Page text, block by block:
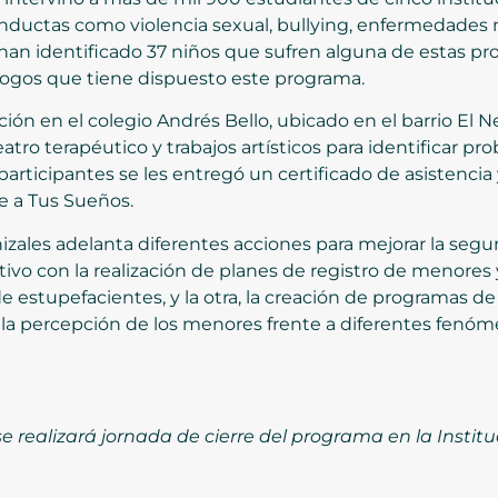
como violencia sexual, bullying,
identificado 37 niños que sufren alguna de estas
que tiene dispuesto este programa.
en el colegio Andrés Bello, ubicado en el barrio El
terapéutico y trabajos artísticos para identificar
se les entregó un certificado de asistencia
Tus Sueños.
adelanta diferentes acciones para mejorar la
con la realización de planes de registro de
y la otra, la creación de programas
percepción de los menores frente a diferentes
realizará jornada de cierre del programa en la